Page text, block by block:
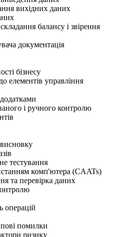
вихідних даних
балансу і звірення
документація
бізнесу
елементів управління
і ручного контролю
тестування
комп'ютера (CAATs)
та перевірка даних
операцій
помилки
ризику